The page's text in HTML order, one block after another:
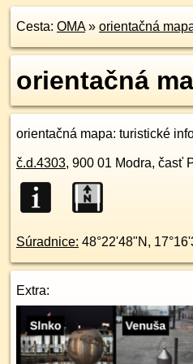
Cesta: OMA» orientačná
orientačná
orientačná mapa: turistické
č.d.4303, 900 01 Modra, časť
Súradnice: 48°22'48"N ,
Extra: